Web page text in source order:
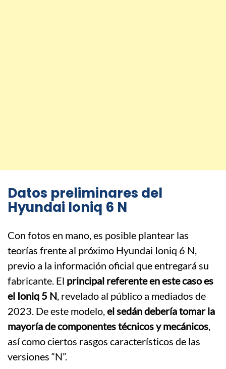
Datos preliminares del
Hyundai Ioniq 6 N
Con fotos en mano, es posible plantear las
teorías frente al próximo Hyundai Ioniq 6 N,
previo a la información oficial que entregará su
fabricante. El principal referente en este caso es
el Ioniq 5 N, revelado al público a mediados de
2023. De este modelo,el sedán debería tomar la
mayoría de componentes técnicos y mecánicos,
así como ciertos rasgos característicos de las
versiones “N”.